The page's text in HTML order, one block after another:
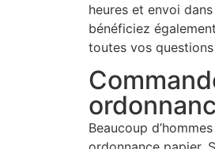
heures et envoi
bénéficiez
toutes vos
Beaucoup